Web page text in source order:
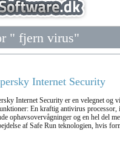
" fjern virus"
Internet Security
Internet Security er en velegnet og
En kraftig antivirus
ophavsovervågninger og en hel del
af Safe Run teknologien, hvis